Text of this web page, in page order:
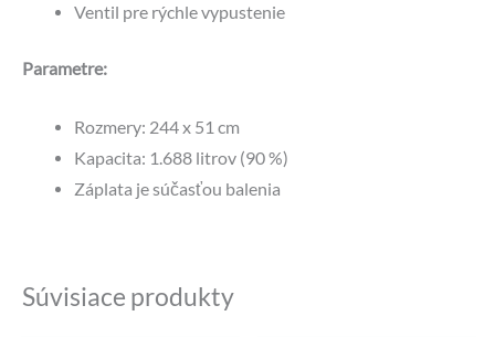
Ventil pre rýchle vypustenie
Parametre:
Rozmery: 244 x 51 cm
Kapacita: 1.688 litrov (90 %)
Záplata je súčasťou balenia
Súvisiace produkty